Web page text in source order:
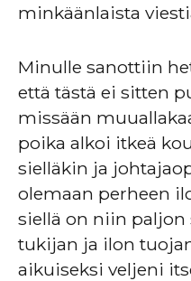
minkäänlaista
Minulle sanottiin
että tästä ei sitten
missään
poika alkoi itkeä
sielläkin ja
olemaan perheen
siellä on niin
tukijan ja ilon
aikuiseksi veljeni